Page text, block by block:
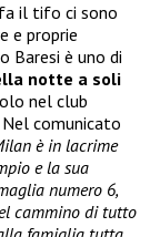
il tifo ci sono
e proprie
Baresi è uno di
notte a soli
nel club
comunicato
è in lacrime
e la sua
numero 6,
cammino di tutto